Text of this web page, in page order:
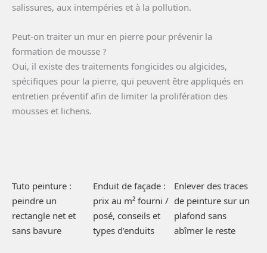
salissures, aux intempéries et à la pollution.
Peut-on traiter un mur en pierre pour prévenir la
formation de mousse ?
Oui, il existe des traitements fongicides ou algicides,
spécifiques pour la pierre, qui peuvent être appliqués en
entretien préventif afin de limiter la prolifération des
mousses et lichens.
Tuto peinture :
peindre un
rectangle net et
sans bavure
Enduit de façade :
prix au m² fourni /
posé, conseils et
types d’enduits
Enlever des traces
de peinture sur un
plafond sans
abîmer le reste